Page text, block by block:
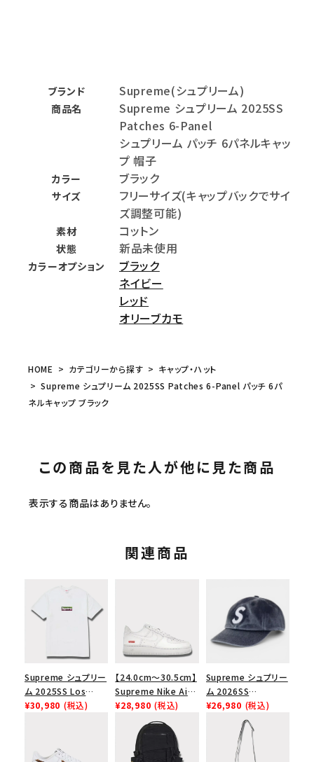
ブランド Supreme(シュプリーム)
商品名
Supreme シュプリーム 2025SS
Patches 6-Panel
シュプリーム パッチ 6パネルキャッ
プ 帽子
カラー ブラック
サイズ
フリーサイズ(キャップバックでサイ
ズ調整可能)
素材 コットン
状態 新品未使用
カラーオプション
ブラック
ネイビー
レッド
オリーブカモ
HOME カテゴリーから探す
キャップ・ハット
Supreme シュプリーム 2025SS Patches 6-Panel パッチ 6パ
ネルキャップ ブラック
この商品を見た人が他に見た商品
表示する商品はありません。
関連商品
Supreme シュプリー
ム 2025SS Los
Angeles Fire Relief
スロゴTシャツ ホワ
¥30,980 (税込)
【24.0cm～30.5cm】
Supreme Nike Air
Force 1 Low シュプ
リーム ナイキエアフォ
ース１スニーカー シ
ューズ ホワイト
¥28,980 (税込)
Supreme シュプリー
ム 2026SS
Pigment Coated S
Logo 6-Panel ピグ
メントコーテッド Sロ
ゴ 6パネル ネイビー
¥26,980 (税込)